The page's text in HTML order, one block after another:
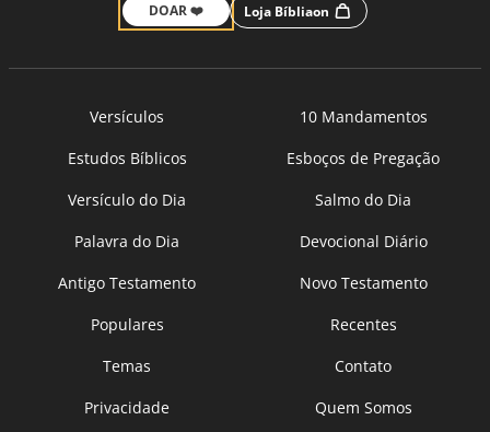
DOAR ❤️ Loja Bíbliaon
Versículos
10 Mandamentos
Estudos Bíblicos
Esboços de Pregação
Versículo do Dia
Salmo do Dia
Palavra do Dia
Devocional Diário
Antigo Testamento
Novo Testamento
Populares
Recentes
Temas
Contato
Privacidade
Quem Somos